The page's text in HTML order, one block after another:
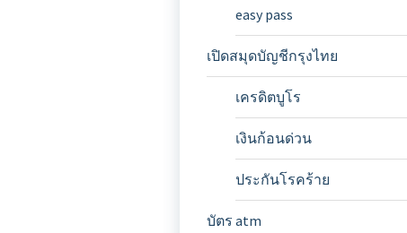
easy pass
เปิดสมุดบัญชีกรุงไทย
เครดิตบูโร
เงินก้อนด่วน
ประกันโรคร้าย
บัตร atm